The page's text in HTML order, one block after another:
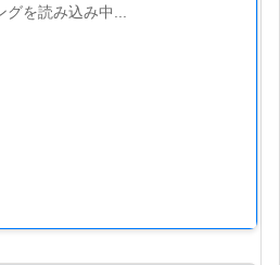
グを読み込み中...